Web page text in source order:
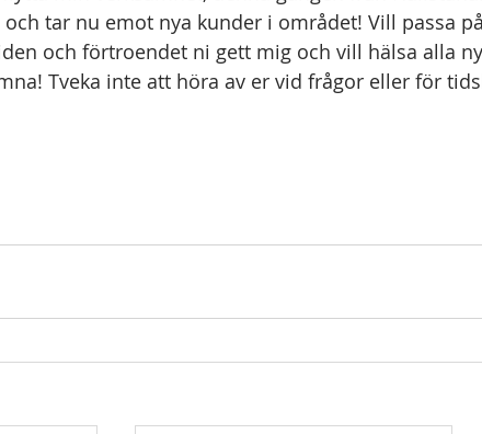
och tar nu emot nya kunder i området! Vill passa
och förtroendet ni gett mig och vill hälsa alla
Tveka inte att höra av er vid frågor eller för